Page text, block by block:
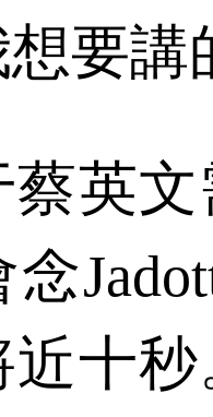
想要
文
近十